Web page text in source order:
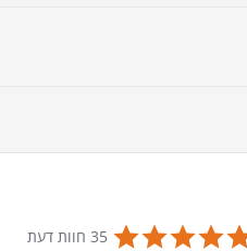
4.9 star rating
35 חוות דעת